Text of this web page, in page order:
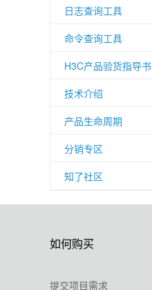
日志查询工具
命令查询工具
H3C产品验货指导书
技术介绍
产品生命周期
分销专区
知了社区
如何购买
提交项目需求